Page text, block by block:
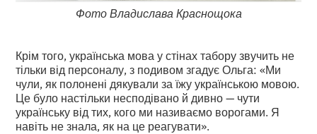
Фото Владислава Краснощока
Крім того, українська мова у стінах табору звучить не
тільки від персоналу, з подивом згадує Ольга: «Ми
чули, як полонені дякували за їжу українською мовою.
Це було настільки несподівано й дивно — чути
українську від тих, кого ми називаємо ворогами. Я
навіть не знала, як на це реагувати».